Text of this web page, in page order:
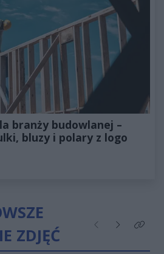
branży budowlanej –
bluzy i polary z logo
ZDJĘĆ
Poprzednie
NastępneKliknij